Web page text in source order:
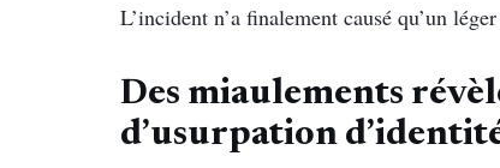
L’incident n’a finalement causé qu’un
Des miaulements
d’usurpation